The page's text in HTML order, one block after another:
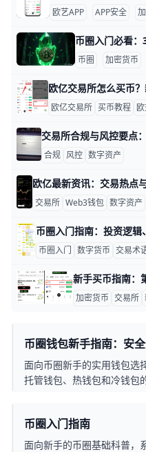
欧艺APP APP安全
币圈 加密货币
欧亿交易所 买币教程
合规 风控 数字资产
交易所 Web3钱包 数字资产
币圈入门 数字货币 交易术
加密货币 交易所
币圈钱包新手指南：安
面向币圈新手的实用钱包选
托管钱包、热钱包和冷钱包
币圈入门指南
面向新手的币圈基础科普，